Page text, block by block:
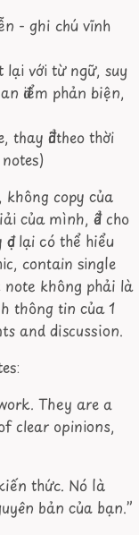
- ghi chú vĩnh
với từ ngữ, suy
điểm phản biện,
đổi theo thời
copy của
của mình, để cho
lại có thể hiểu
contain single
không phải là
thông tin của 1
and discussion.
They are a
clear opinions,
thức. Nó là
bản của bạn.”